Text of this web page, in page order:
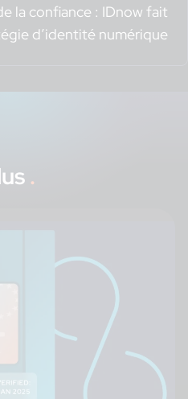
la confiance : IDnow fait
d’identité numérique
.